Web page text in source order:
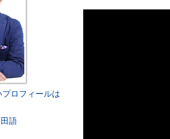
プロフィールは
語